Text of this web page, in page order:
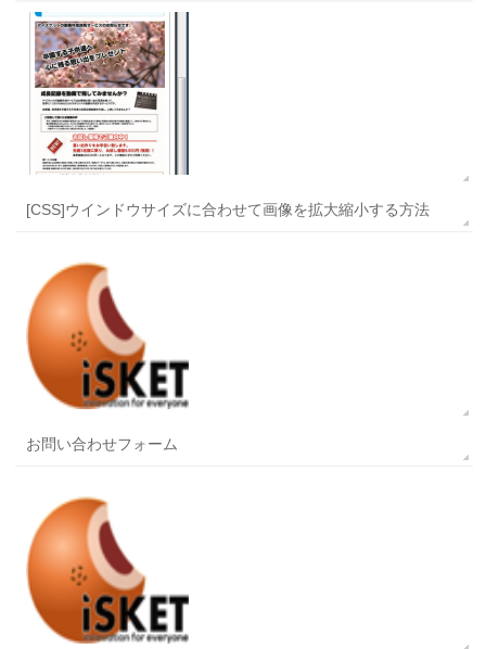
[CSS]ウインドウサイズに合わせて画像を拡大縮小する方法
お問い合わせフォーム